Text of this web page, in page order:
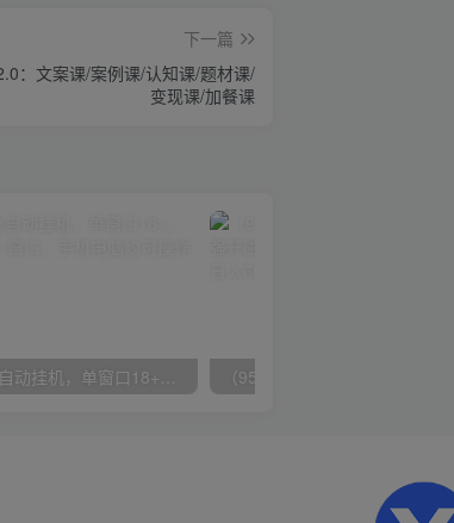
下一篇
：文案课/案例课/认知课/题材课/
变现课/加餐课
无脑全自动挂机，单窗口18+，可挂100+窗口，手机电脑均可操作